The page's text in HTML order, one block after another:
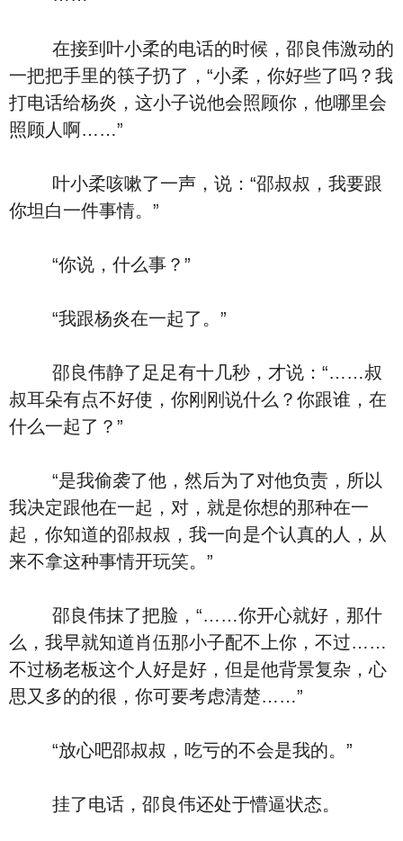
在接到叶小柔的电话的时候，邵良伟激动的
一把把手里的筷子扔了，“小柔，你好些了吗？我
打电话给杨炎，这小子说他会照顾你，他哪里会
照顾人啊……”
叶小柔咳嗽了一声，说：“邵叔叔，我要跟
你坦白一件事情。”
“你说，什么事？”
“我跟杨炎在一起了。”
邵良伟静了足足有十几秒，才说：“……叔
叔耳朵有点不好使，你刚刚说什么？你跟谁，在
什么一起了？”
“是我偷袭了他，然后为了对他负责，所以
我决定跟他在一起，对，就是你想的那种在一
起，你知道的邵叔叔，我一向是个认真的人，从
来不拿这种事情开玩笑。”
邵良伟抹了把脸，“……你开心就好，那什
么，我早就知道肖伍那小子配不上你，不过……
不过杨老板这个人好是好，但是他背景复杂，心
思又多的的很，你可要考虑清楚……”
“放心吧邵叔叔，吃亏的不会是我的。”
挂了电话，邵良伟还处于懵逼状态。